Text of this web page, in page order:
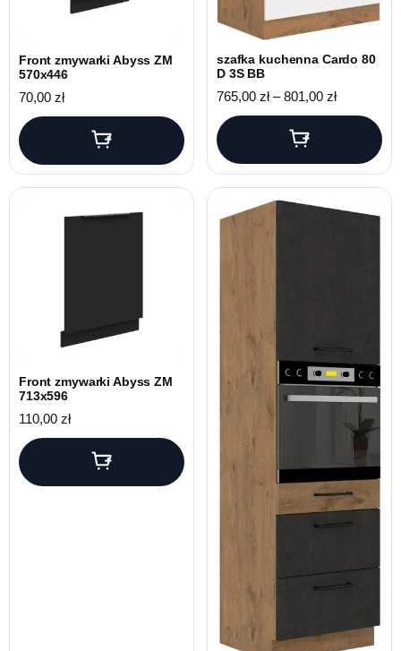
Front zmywarki Abyss ZM
570x446
70,00 zł
szafka kuchenna Cardo 80
D 3S BB
765,00 zł – 801,00 złZakres
Front zmywarki Abyss ZM
713x596
110,00 zł